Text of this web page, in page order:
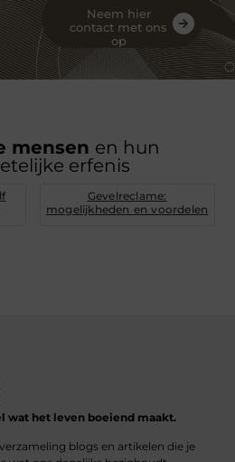
Neem hier
contact met ons
op
mensen en hun
erfenis
Gevelreclame:
mogelijkheden en voordelen
wat het leven boeiend maakt.
blogs en artikelen die je